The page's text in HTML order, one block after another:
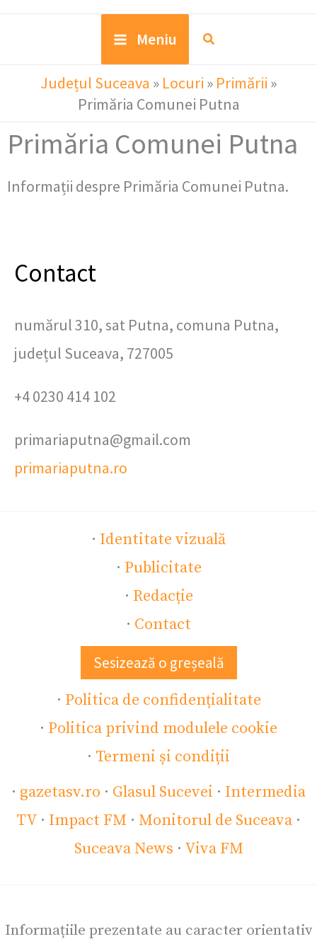
Meniu
Județul Suceava » Locuri » Primării »
Primăria Comunei Putna
Primăria Comunei Putna
Informații despre Primăria Comunei Putna.
Contact
numărul 310, sat Putna, comuna Putna,
județul Suceava, 727005
+4 0230 414 102
primariaputna@gmail.com
primariaputna.ro
· Identitate vizuală
· Publicitate
· Redacție
· Contact
Sesizează o greșeală
· Politica de confidențialitate
· Politica privind modulele cookie
· Termeni și condiții
· gazetasv.ro · Glasul Sucevei · Intermedia
TV · Impact FM · Monitorul de Suceava ·
Suceava News · Viva FM
Informațiile prezentate au caracter orientativ